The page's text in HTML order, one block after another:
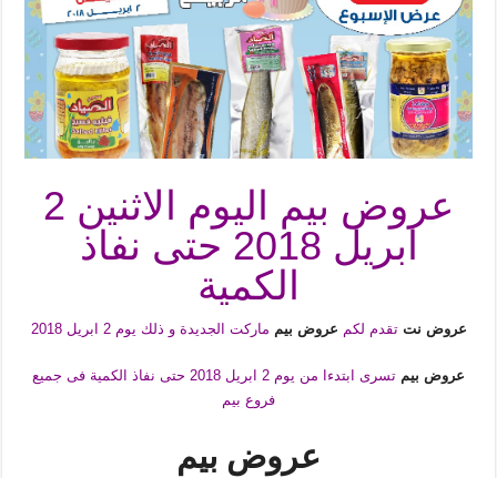
عروض بيم اليوم الاثنين 2
ابريل 2018 حتى نفاذ
الكمية
عروض نتتقدم لكم عروض بيمماركت الجديدة و ذلك يوم 2 ابريل 2018
عروض بيم
تسرى ابتدءا من يوم 2 ابريل 2018 حتى نفاذ الكمية فى جميع
فروع بيم
عروض بيم